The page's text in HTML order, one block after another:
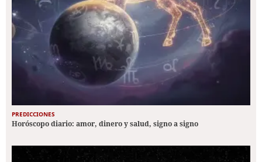
PREDICCIONES
Horóscopo diario: amor, dinero y salud, signo a signo